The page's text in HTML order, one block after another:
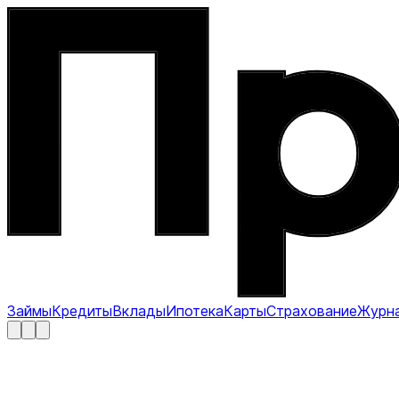
ЗаймыКредитыВкладыИпотекаКартыСтрахование